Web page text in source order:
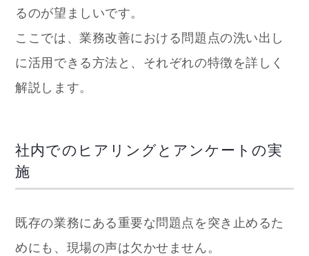
るのが望ましいです。
ここでは、業務改善における問題点の洗い出し
に活用できる方法と、それぞれの特徴を詳しく
解説します。
社内でのヒアリングとアンケートの実
施
既存の業務にある重要な問題点を突き止めるた
めにも、現場の声は欠かせません。